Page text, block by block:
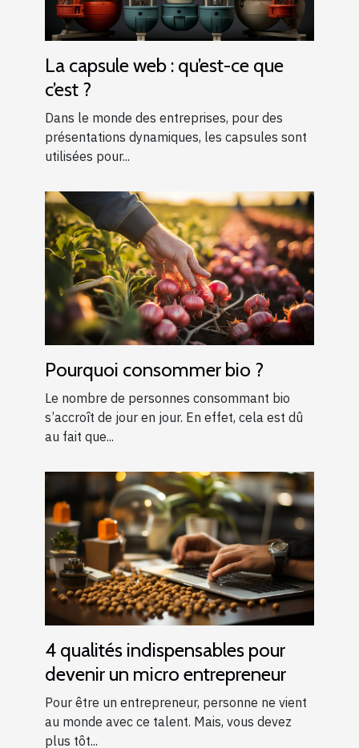
La capsule web : qu’est-ce que
c’est ?
Dans le monde des entreprises, pour des
présentations dynamiques, les capsules sont
utilisées pour...
Pourquoi consommer bio ?
Le nombre de personnes consommant bio
s’accroît de jour en jour. En effet, cela est dû
au fait que...
4 qualités indispensables pour
devenir un micro entrepreneur
Pour être un entrepreneur, personne ne vient
au monde avec ce talent. Mais, vous devez
plus tôt...